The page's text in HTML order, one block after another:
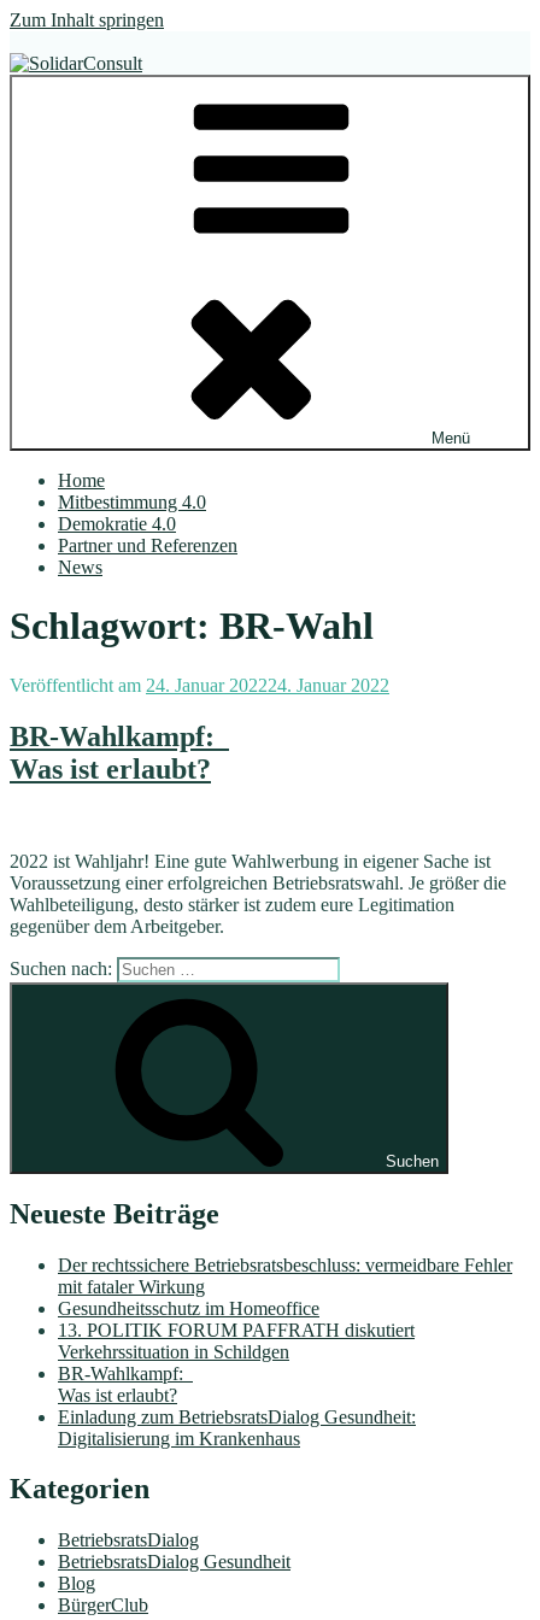
Zum Inhalt springen
Menü
Home
Mitbestimmung 4.0
Demokratie 4.0
Partner und Referenzen
News
Schlagwort: BR-Wahl
Veröffentlicht am 24. Januar 202224. Januar 2022
BR-Wahlkampf:
Was ist erlaubt?
2022 ist Wahljahr! Eine gute Wahlwerbung in eigener Sache ist
Voraussetzung einer erfolgreichen Betriebsratswahl. Je größer die
Wahlbeteiligung, desto stärker ist zudem eure Legitimation
gegenüber dem Arbeitgeber.
Suchen nach:
Suchen
Neueste Beiträge
Der rechtssichere Betriebsratsbeschluss: vermeidbare Fehler
mit fataler Wirkung
Gesundheitsschutz im Homeoffice
13. POLITIK FORUM PAFFRATH diskutiert
Verkehrssituation in Schildgen
BR-Wahlkampf:
Was ist erlaubt?
Einladung zum BetriebsratsDialog Gesundheit:
Digitalisierung im Krankenhaus
Kategorien
BetriebsratsDialog
BetriebsratsDialog Gesundheit
Blog
BürgerClub